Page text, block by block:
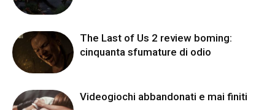
The Last of Us 2 review boming:
cinquanta sfumature di odio
Videogiochi abbandonati e mai finiti